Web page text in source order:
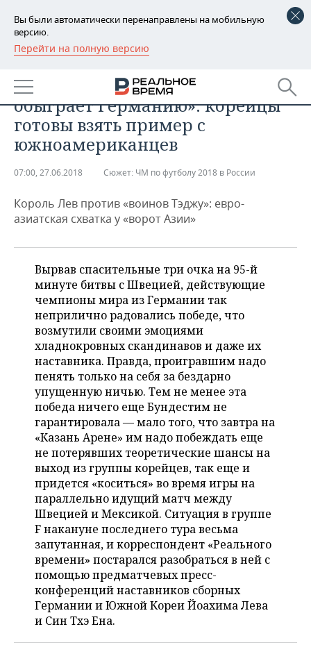
Вы были автоматически перенаправлены на мобильную
версию.
Перейти на полную версию
РЕГИОНЫ
БАШКОРТОСТАН
ТАТАРСТАН
УДМУРТИЯ
НОВОСТИ
АНАЛИТИКА
НОВОСТИ АНАЛИТИКИ
ДЕКЛАРАЦИИ О ДОХОДАХ
КОРОЛИ ГОСЗАКАЗА ПФО
КОМУ ПРИНАДЛЕЖАТ
ТОРГОВЫЕ ЦЕНТРЫ
ТАТАРСТАНА
ЭКОНОМИКА
НОВОСТИ ЭКОНОМИКИ
ФИНАНСЫ
БЮДЖЕТ
ИНВЕСТИЦИИ
ПРОМЫШЛЕННОСТЬ
НОВОСТИ
ПРОМЫШЛЕННОСТИ
АГРОПРОМ
МАШИНОСТРОЕНИЕ
НЕФТЕХИМИЯ
НЕФТЬ
ОПК
ЭНЕРГЕТИКА
НЕДВИЖИМОСТЬ
НОВОСТИ АВТО
БИЗНЕС
НОВОСТИ БИЗНЕСА
РОЗНИЧНАЯ ТОРГОВЛЯ
ТРАНСПОРТ
УСЛУГИ
ТЕХНОЛОГИИ
НОВОСТИ ТЕХНОЛОГИЙ
МЕДИА
ТЕЛЕКОММУНИКАЦИИ
МЕРОПРИЯТИЯ
НОВОСТИ МЕРОПРИЯТИЙ
ВЫЕЗДНАЯ РЕДАКЦИЯ
БИЗНЕС-БРАНЧИ
ONLINE-КОНФЕРЕНЦИИ
ОТКРЫТАЯ ЛЕКЦИЯ
СПОРТ
НОВОСТИ СПОРТА
ФУТБОЛ
ХОККЕЙ
БАСКЕТБОЛ
ВОЛЕЙБОЛ
КИБЕРСПОРТ
ФИГУРНОЕ КАТАНИЕ
ВОДНЫЕ ВИДЫ СПОРТА
ОБЩЕСТВО
НОВОСТИ ОБЩЕСТВА
ВЛАСТЬ
ИНФРАСТРУКТУРА
ИСТОРИЯ
КУЛЬТУРА
МЕДИЦИНА
ОБРАЗОВАНИЕ
ФОТОГАЛЕРЕЯ
СЮЖЕТЫ
СПРАВОЧНИК
СПИСОК ПЕРСОН
СПИСОК КОМПАНИЙ
ПОЛНАЯ ВЕРСИЯ
«А кто ожидал, что Мексика
обыграет Германию»: корейцы
готовы взять пример с
южноамериканцев
07:00, 27.06.2018 Сюжет: ЧМ по футболу 2018 в России
Король Лев против «воинов Тэджу»: евро-
азиатская схватка у «ворот Азии»
Вырвав спасительные три очка на 95-й
минуте битвы с Швецией, действующие
чемпионы мира из Германии так
неприлично радовались победе, что
возмутили своими эмоциями
хладнокровных скандинавов и даже их
наставника. Правда, проигравшим надо
пенять только на себя за бездарно
упущенную ничью. Тем не менее эта
победа ничего еще Бундестим не
гарантировала — мало того, что завтра на
«Казань Арене» им надо побеждать еще
не потерявших теоретические шансы на
выход из группы корейцев, так еще и
придется «коситься» во время игры на
параллельно идущий матч между
Швецией и Мексикой. Ситуация в группе
F накануне последнего тура весьма
запутанная, и корреспондент «Реального
времени» постарался разобраться в ней с
помощью предматчевых пресс-
конференций наставников сборных
Германии и Южной Кореи Йоахима Лева
и Син Тхэ Ена.